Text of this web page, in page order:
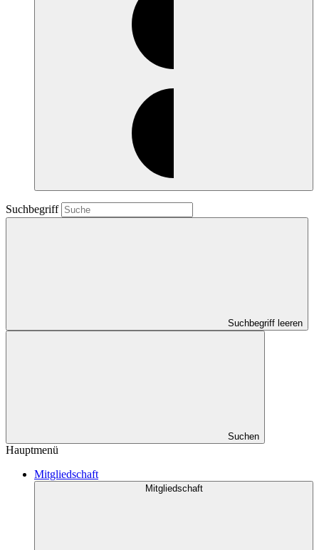
Suchbegriff
Suchbegriff leeren
Suchen
Hauptmenü
Mitgliedschaft
Mitgliedschaft